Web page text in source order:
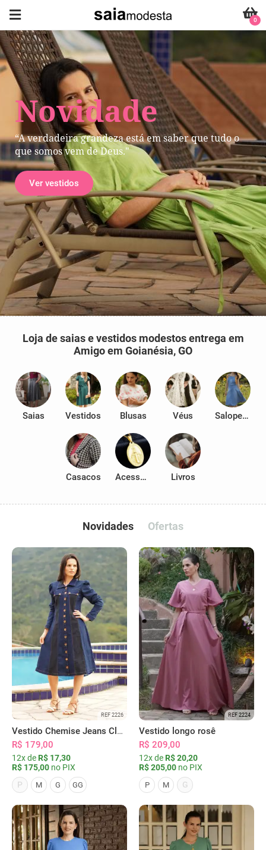
Novidade
“A verdadeira grandeza está em saber que tudo o
que somos vem de Deus."
Ver vestidos
0
Loja de saias e vestidos modestos entrega em
Amigo em Goianésia, GO
Saias Vestidos Blusas Véus Salopetes
Casacos Acessórios Livros
Novidades Ofertas
REF 2226
Vestido Chemise Jeans Clássica Serena
R$ 179,00
12x de R$ 17,30
R$ 175,00 no PIX
P
M G GG
REF 2224
Vestido longo rosê
R$ 209,00
12x de R$ 20,20
R$ 205,00 no PIX
P M G